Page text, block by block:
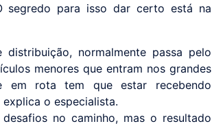
segredo para isso dar certo está na
normalmente passa pelo
menores que entram nos grandes
em rota tem que estar recebendo
o especialista.
no caminho, mas o resultado